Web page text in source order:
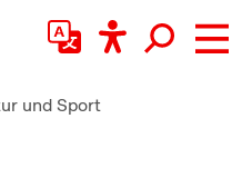
und Sport